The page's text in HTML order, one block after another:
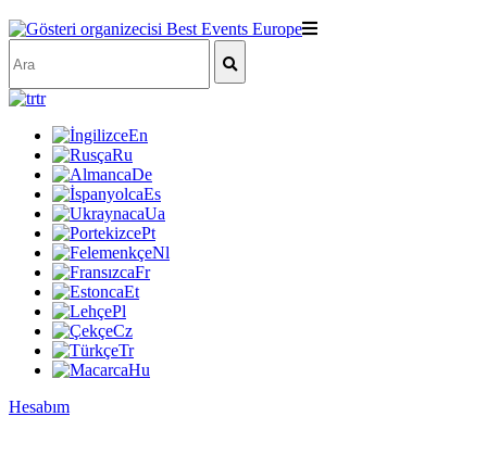
tr
En
Ru
De
Es
Ua
Pt
Nl
Fr
Et
Pl
Cz
Tr
Hu
Hesabım